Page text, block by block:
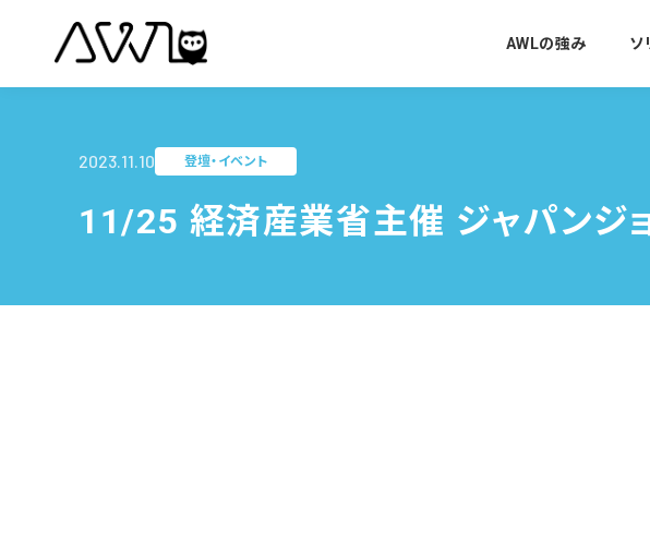
AWLの強み ソ
2023.11.10 登壇・イベント
11/25 経済産業省主催 ジャパンジ